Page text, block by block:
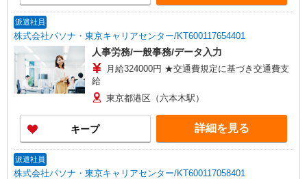
派遣社員
株式会社パソナ・東京キャリアセンター/KT600117654401
人事労務/一般事務/データ入力
月給324000円 ★交通費規定に基づき交通費支
給
東京都港区（六本木駅）
キープ 詳細を見る
派遣社員
株式会社パソナ・東京キャリアセンター/KT600117058401